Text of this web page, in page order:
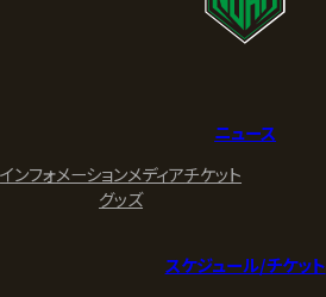
ニュース
インフォメーションメディアチケット
グッズ
スケジュール/チケット